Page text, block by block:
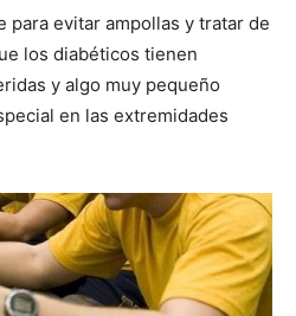
para evitar ampollas y tratar de
los diabéticos tienen
y algo muy pequeño
en las extremidades